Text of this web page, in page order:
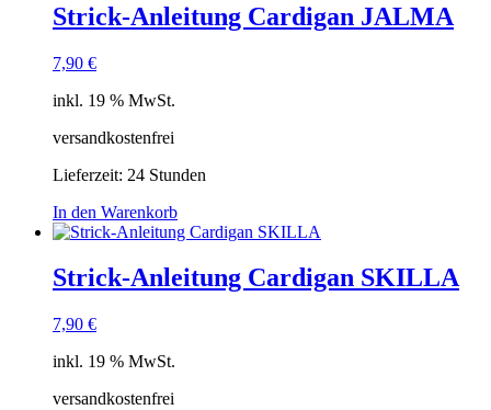
Strick-Anleitung Cardigan JALMA
7,90 €
inkl. 19 % MwSt.
versandkostenfrei
Lieferzeit: 24 Stunden
In den Warenkorb
Strick-Anleitung Cardigan SKILLA
7,90 €
inkl. 19 % MwSt.
versandkostenfrei